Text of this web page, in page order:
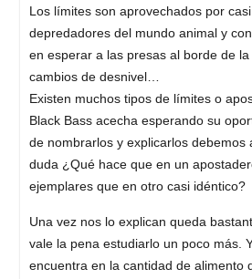
Los límites son aprovechados por
depredadores del mundo animal y
en esperar a las presas al borde de la
cambios de desnivel…
Existen muchos tipos de límites o
Black Bass acecha esperando su
de nombrarlos y explicarlos debemos
duda ¿Qué hace que en un
ejemplares que en otro casi idéntico?
Una vez nos lo explican queda
vale la pena estudiarlo un poco más.
encuentra en la cantidad de alimento